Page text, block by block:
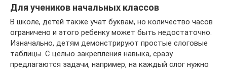
Для учеников начальных классов
В школе, детей также учат буквам, но количество часов
ограничено и этого ребенку может быть недостаточно.
Изначально, детям демонстрируют простые слоговые
таблицы. С целью закрепления навыка, сразу
предлагаются задачи, например, на каждый слог нужно